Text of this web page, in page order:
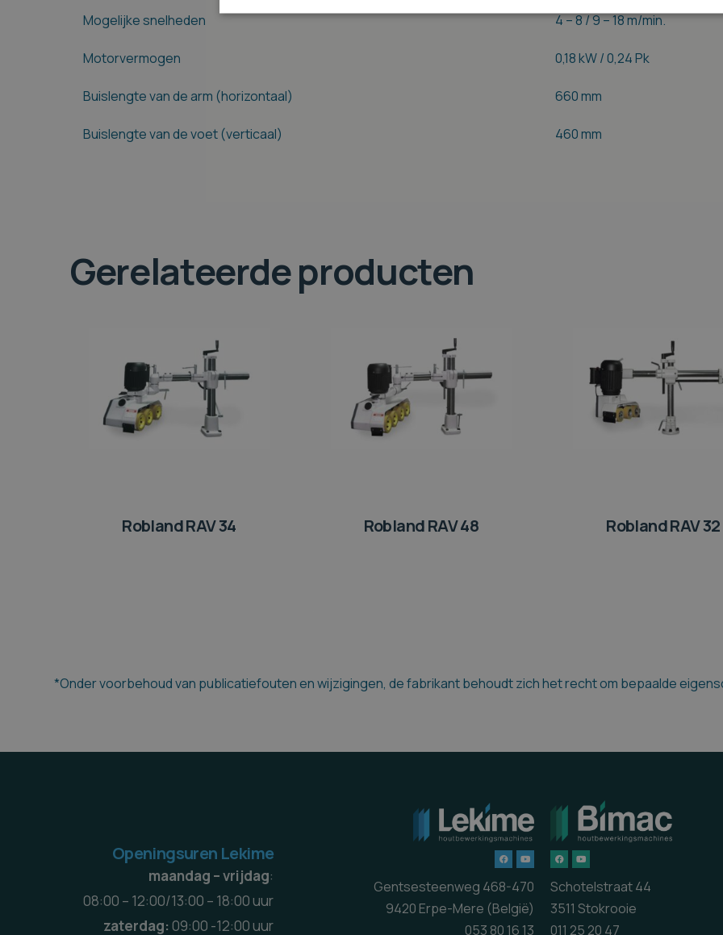
Mogelijke snelheden 4 – 8 / 9 – 18 m/min.
Motorvermogen 0,18 kW / 0,24 Pk
Buislengte van de arm (horizontaal) 660 mm
Buislengte van de voet (verticaal) 460 mm
Gerelateerde producten
Robland RAV 34 Robland RAV 48 Robland RAV 32
*Onder voorbehoud van publicatiefouten en wijzigingen, de fabrikant behoudt zich het recht om bepaalde
Openingsuren Lekime
maandag – vrijdag:
08:00 – 12:00/13:00 – 18:00 uur
zaterdag:09:00 -12:00 uur
Gentsesteenweg 468-470
9420 Erpe-Mere (België)
053 80 16 13
Schotelstraat 44
3511 Stokrooie
011 25 20 47